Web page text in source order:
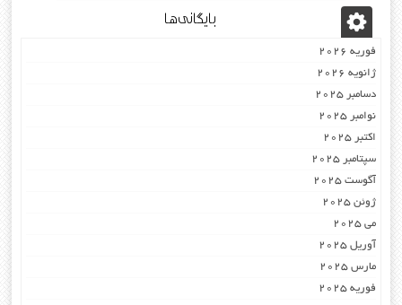
بایگانی‌ها
فوریه 2026
ژانویه 2026
دسامبر 2025
نوامبر 2025
اکتبر 2025
سپتامبر 2025
آگوست 2025
ژوئن 2025
می 2025
آوریل 2025
مارس 2025
فوریه 2025